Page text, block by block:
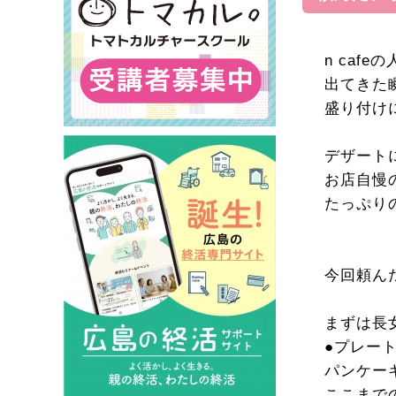
n cafeの
出てきた
盛り付け
デザート
お店自慢
たっぷり
今回頼ん
まずは長
●プレー
パンケー